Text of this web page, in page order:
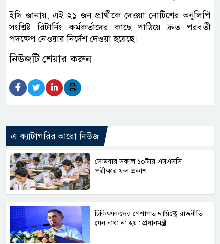
ইসি জানায়, এই ২১ জন প্রার্থীকে দেওয়া নোটিশের অনুলিপি
সংশ্লিষ্ট রিটার্নিং কর্মকর্তাদের কাছে পাঠিয়ে দ্রুত পরবর্তী
পদক্ষেপ নেওয়ার নির্দেশ দেওয়া হয়েছে।
নিউজটি শেয়ার করুন
এ ক্যাটাগরির আরো নিউজ
সোমবার সকাল ১০টায় এসএসসি
পরীক্ষার ফল প্রকাশ
চিকিৎসকদের পেশাগত দায়িত্বে রাজনীতি
যেন বাধা না হয় : প্রধানমন্ত্রী